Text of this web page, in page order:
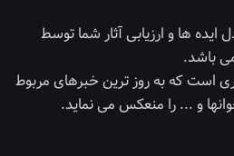
ها و ارزیابی آثار شما توسط
باشد.
است که به روز ترین خبرهای مربوط
و ... را منعکس می نماید.